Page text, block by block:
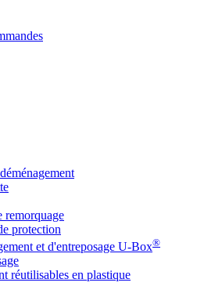
remorquage
protection
et d'entreposage U-Box®
réutilisables en plastique